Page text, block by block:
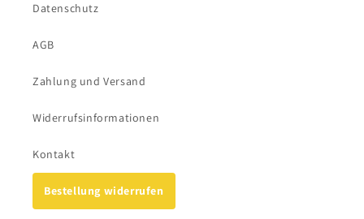
Datenschutz
AGB
Zahlung und Versand
Widerrufsinformationen
Kontakt
Bestellung widerrufen